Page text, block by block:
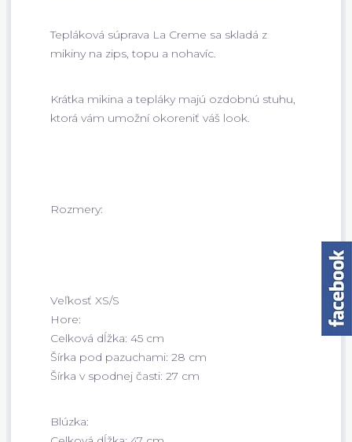
Tepláková súprava La Creme sa skladá z
mikiny na zips, topu a nohavíc.
Krátka mikina a tepláky majú ozdobnú stuhu,
ktorá vám umožní okoreniť váš look.
Rozmery:
Veľkosť XS/S
Hore:
Celková dĺžka: 45 cm
Šírka pod pazuchami: 28 cm
Šírka v spodnej časti: 27 cm
Blúzka: